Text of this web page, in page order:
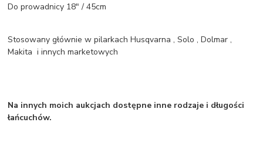
Do prowadnicy 18" / 45cm
Stosowany głównie w pilarkach Husqvarna , Solo , Dolmar ,
Makita i innych marketowych
Na innych moich aukcjach dostępne inne rodzaje i długości
łańcuchów.